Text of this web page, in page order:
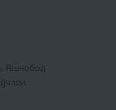
Яшнобод